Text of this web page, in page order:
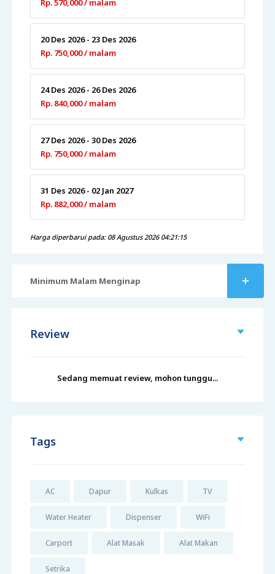
Rp. 570,000 / malam
20 Des 2026 - 23 Des 2026
Rp. 750,000 / malam
24 Des 2026 - 26 Des 2026
Rp. 840,000 / malam
27 Des 2026 - 30 Des 2026
Rp. 750,000 / malam
31 Des 2026 - 02 Jan 2027
Rp. 882,000 / malam
Harga diperbarui pada: 08 Agustus 2026 04:21:15
Minimum Malam Menginap
Review
Sedang memuat review, mohon tunggu...
Tags
AC Dapur Kulkas TV
Water Heater Dispenser WiFi
Carport Alat Masak Alat Makan
Setrika